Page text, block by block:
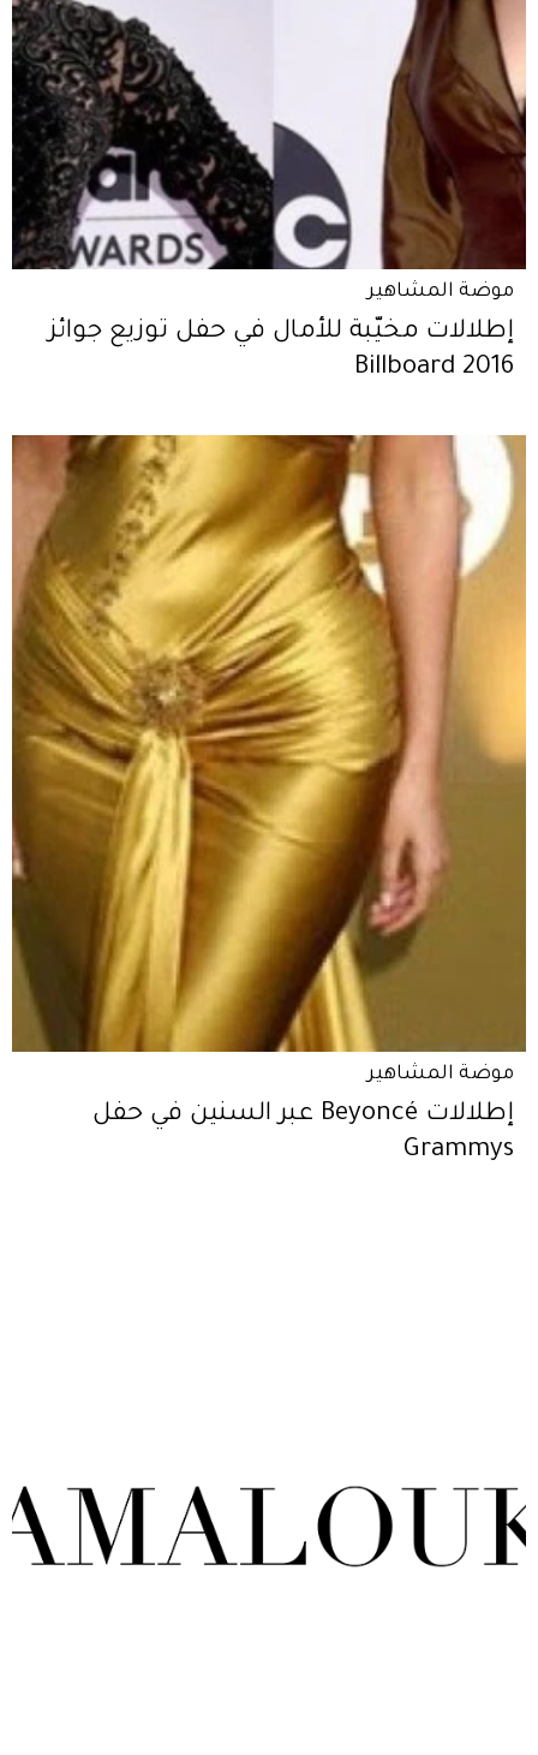
موضة المشاهير
إطلالات مخيّبة للأمال في حفل توزيع جوائز
Billboard 2016
موضة المشاهير
إطلالات Beyoncé عبر السنين في حفل
Grammys